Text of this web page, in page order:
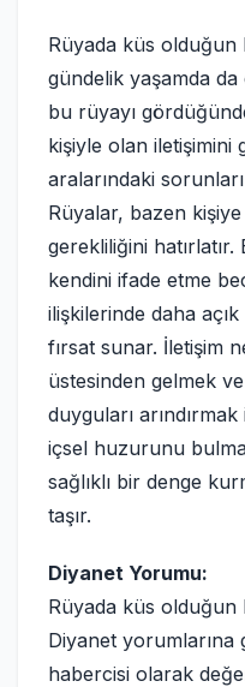
Rüyada küs olduğun
gündelik yaşamda da
bu rüyayı
kişiyle olan iletişimini
aralarındaki
Rüyalar, bazen kişiye
gerekliliğini
kendini ifade etme
ilişkilerinde daha
fırsat sunar. İletişim
üstesinden gelmek
duyguları
içsel huzurunu
sağlıklı bir denge
taşır.
Diyanet Yorumu:
Rüyada küs olduğun
Diyanet yorumlarına
habercisi olarak